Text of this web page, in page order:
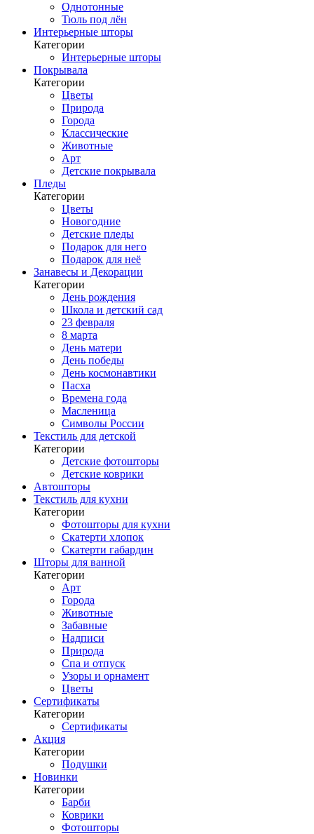
Однотонные
Тюль под лён
Интерьерные шторы
Категории
Интерьерные шторы
Покрывала
Категории
Цветы
Природа
Города
Классические
Животные
Арт
Детские покрывала
Пледы
Категории
Цветы
Новогодние
Детские пледы
Подарок для него
Подарок для неё
Занавесы и Декорации
Категории
День рождения
Школа и детский сад
23 февраля
8 марта
День матери
День победы
День космонавтики
Пасха
Времена года
Масленица
Символы России
Текстиль для детской
Категории
Детские фотошторы
Детские коврики
Автошторы
Текстиль для кухни
Категории
Фотошторы для кухни
Скатерти хлопок
Скатерти габардин
Шторы для ванной
Категории
Арт
Города
Животные
Забавные
Надписи
Природа
Спа и отпуск
Узоры и орнамент
Цветы
Сертификаты
Категории
Сертификаты
Акция
Категории
Подушки
Новинки
Категории
Барби
Коврики
Фотошторы